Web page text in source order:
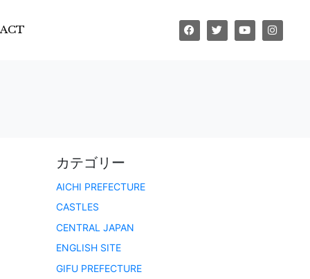
カテゴリー
AICHI PREFECTURE
CASTLES
CENTRAL JAPAN
ENGLISH SITE
GIFU PREFECTURE